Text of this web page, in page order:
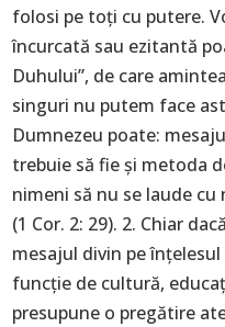
folosi pe toți cu putere.
încurcată sau ezitantă
Duhului”, de care
singuri nu putem face
Dumnezeu poate:
trebuie să fie și metoda
nimeni să nu se laude
(1 Cor. 2: 29). 2. Chiar
mesajul divin pe
funcție de cultură,
presupune o pregătire